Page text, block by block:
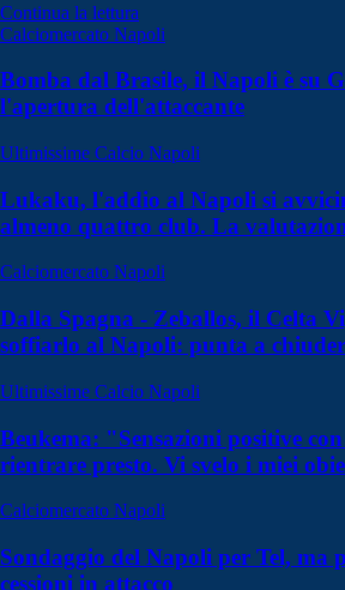
Continua la lettura
Calciomercato Napoli
Bomba dal Brasile, il Napoli è su
l'apertura dell'attaccante
Ultimissime Calcio Napoli
Lukaku, l'addio al Napoli si
almeno quattro club. La
Calciomercato Napoli
Dalla Spagna - Zeballos, il Celta
soffiarlo al Napoli: punta a
Ultimissime Calcio Napoli
Beukema: "Sensazioni positive
rientrare presto. Vi svelo i miei
Calciomercato Napoli
Sondaggio del Napoli per Tel, ma
cessioni in attacco